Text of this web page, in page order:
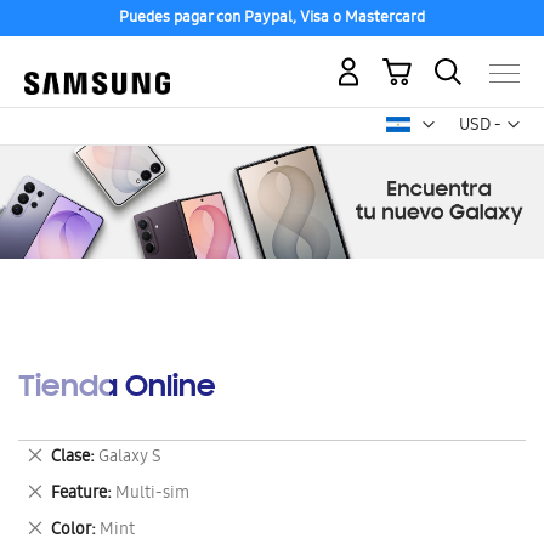
Puedes pagar con Paypal, Visa o Mastercard
USD -
dólar
Mi carrito
Tienda Online
Clase Galaxy S
Eliminar
este
artículo
Feature Multi-sim
Eliminar
este
Color Mint
Eliminar